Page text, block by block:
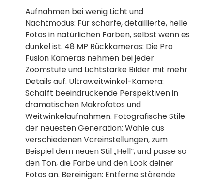
Aufnahmen bei wenig Licht und
Nachtmodus: Für scharfe, detaillierte, helle
Fotos in natür­lichen Farben, selbst wenn es
dunkel ist. 48 MP Rückkameras: Die Pro
Fusion Kameras nehmen bei jeder
Zoomstufe und Lichtstärke Bilder mit mehr
Details auf. Ultraweitwinkel-Kamera:
Schafft beein­druckende Perspektiven in
dramatischen Makrofotos und
Weitwinkelaufnahmen. Fotografische Stile
der neuesten Generation: Wähle aus
verschie­denen Voreinstellungen, zum
Beispiel dem neuen Stil „Hell“, und passe so
den Ton, die Farbe und den Look deiner
Fotos an. Bereinigen: Entferne störende